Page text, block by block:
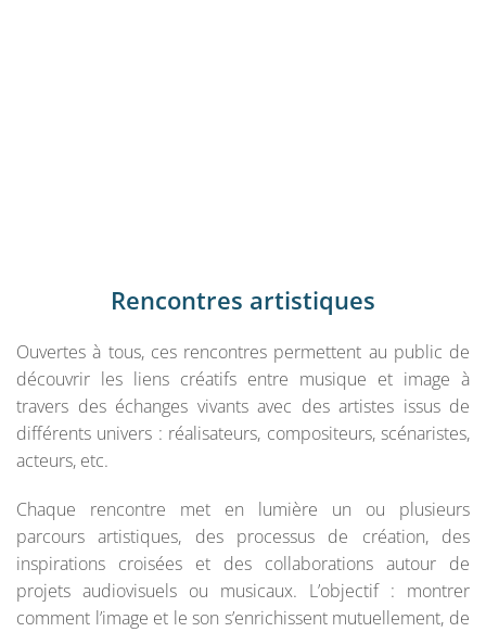
Rencontres artistiques
Ouvertes à tous, ces rencontres permettent au public de
découvrir les liens créatifs entre musique et image à
travers des échanges vivants avec des artistes issus de
différents univers : réalisateurs, compositeurs, scénaristes,
acteurs, etc.
Chaque rencontre met en lumière un ou plusieurs
parcours artistiques, des processus de création, des
inspirations croisées et des collaborations autour de
projets audiovisuels ou musicaux. L’objectif : montrer
comment l’image et le son s’enrichissent mutuellement, de